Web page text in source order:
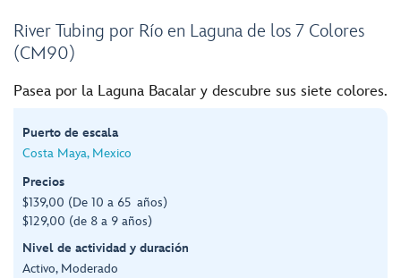
River Tubing por Río en Laguna de los 7 Colores
(CM90)
Pasea por la Laguna Bacalar y descubre sus siete colores.
Puerto de escala
Costa Maya, Mexico
Precios
$139,00 (De 10 a 65 años)
$129,00 (de 8 a 9 años)
Nivel de actividad y duración
Activo, Moderado